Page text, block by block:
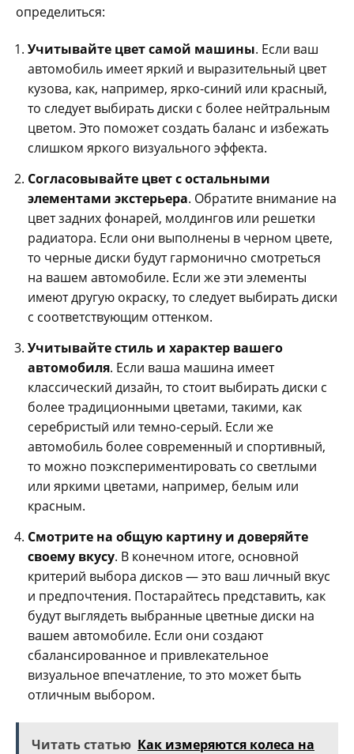
определиться:
Учитывайте цвет самой машины. Если ваш
автомобиль имеет яркий и выразительный цвет
кузова, как, например, ярко-синий или красный,
то следует выбирать диски с более нейтральным
цветом. Это поможет создать баланс и избежать
слишком яркого визуального эффекта.
Согласовывайте цвет с остальными
элементами экстерьера. Обратите внимание на
цвет задних фонарей, молдингов или решетки
радиатора. Если они выполнены в черном цвете,
то черные диски будут гармонично смотреться
на вашем автомобиле. Если же эти элементы
имеют другую окраску, то следует выбирать диски
с соответствующим оттенком.
Учитывайте стиль и характер вашего
автомобиля. Если ваша машина имеет
классический дизайн, то стоит выбирать диски с
более традиционными цветами, такими, как
серебристый или темно-серый. Если же
автомобиль более современный и спортивный,
то можно поэкспериментировать со светлыми
или яркими цветами, например, белым или
красным.
Смотрите на общую картину и доверяйте
своему вкусу. В конечном итоге, основной
критерий выбора дисков — это ваш личный вкус
и предпочтения. Постарайтесь представить, как
будут выглядеть выбранные цветные диски на
вашем автомобиле. Если они создают
сбалансированное и привлекательное
визуальное впечатление, то это может быть
отличным выбором.
Читать статью Как измеряются колеса на